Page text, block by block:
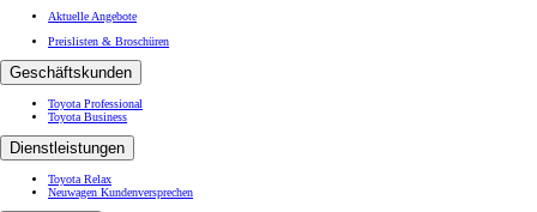
Aktuelle Angebote
Preislisten & Broschüren
Geschäftskunden
Toyota Professional
Toyota Business
Dienstleistungen
Toyota Relax
Neuwagen Kundenversprechen